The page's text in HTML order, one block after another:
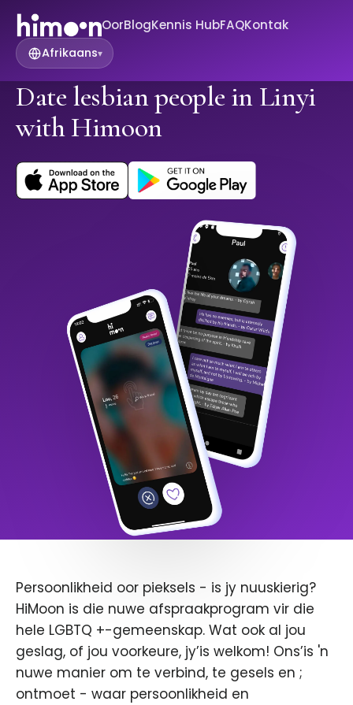
OorBlogKennis HubFAQKontak
Afrikaans▾
Date lesbian people in Linyi
with Himoon
Persoonlikheid oor pieksels - is jy nuuskierig?
HiMoon is die nuwe afspraakprogram vir die
hele LGBTQ +-gemeenskap. Wat ook al jou
geslag, of jou voorkeure, jy’is welkom! Ons’is 'n
nuwe manier om te verbind, te gesels en ;
ontmoet - waar persoonlikheid en